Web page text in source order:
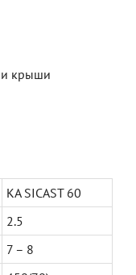
и крыши
KA SICAST 60
2.5
7 – 8